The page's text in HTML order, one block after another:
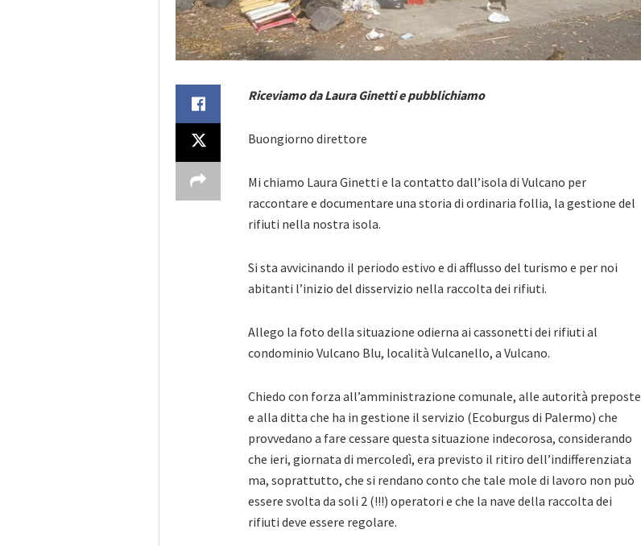
Riceviamo da Laura Ginetti e pubblichiamo
Buongiorno direttore
Mi chiamo Laura Ginetti e la contatto dall’isola di Vulcano per
raccontare e documentare una storia di ordinaria follia, la gestione del
rifiuti nella nostra isola.
Si sta avvicinando il periodo estivo e di afflusso del turismo e per noi
abitanti l’inizio del disservizio nella raccolta dei rifiuti.
Allego la foto della situazione odierna ai cassonetti dei rifiuti al
condominio Vulcano Blu, località Vulcanello, a Vulcano.
Chiedo con forza all’amministrazione comunale, alle autorità preposte
e alla ditta che ha in gestione il servizio (Ecoburgus di Palermo) che
provvedano a fare cessare questa situazione indecorosa, considerando
che ieri, giornata di mercoledì, era previsto il ritiro dell’indifferenziata
ma, soprattutto, che si rendano conto che tale mole di lavoro non può
essere svolta da soli 2 (!!!) operatori e che la nave della raccolta dei
rifiuti deve essere regolare.